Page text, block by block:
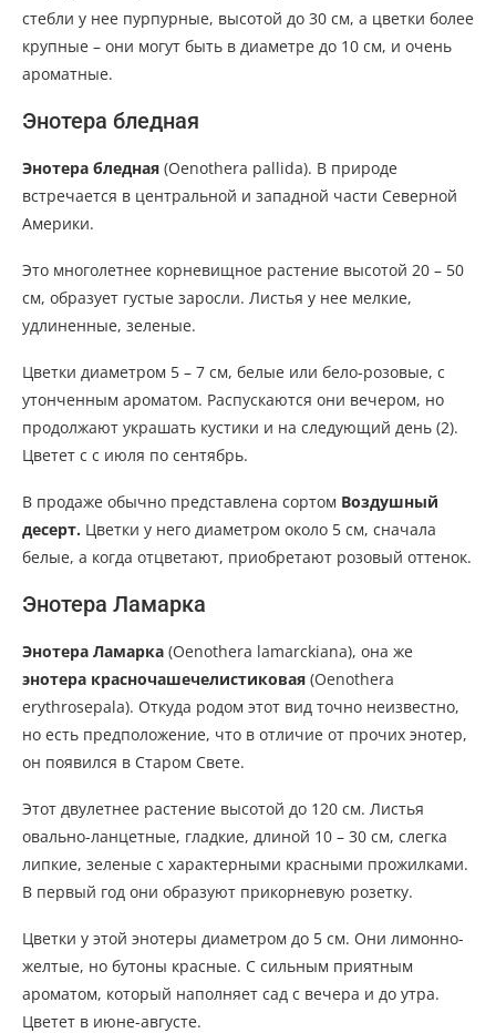
стебли у нее пурпурные, высотой до 30 см, а цветки более
крупные – они могут быть в диаметре до 10 см, и очень
ароматные.
Энотера бледная
Энотера бледная (Oenothera pallida). В природе
встречается в центральной и западной части Северной
Америки.
Это многолетнее корневищное растение высотой 20 – 50
см, образует густые заросли. Листья у нее мелкие,
удлиненные, зеленые.
Цветки диаметром 5 – 7 см, белые или бело-розовые, с
утонченным ароматом. Распускаются они вечером, но
продолжают украшать кустики и на следующий день (2).
Цветет с с июля по сентябрь.
В продаже обычно представлена сортом Воздушный
десерт. Цветки у него диаметром около 5 см, сначала
белые, а когда отцветают, приобретают розовый оттенок.
Энотера Ламарка
Энотера Ламарка (Oenothera lamarckiana), она же
энотера красночашечелистиковая (Oenothera
erythrosepala). Откуда родом этот вид точно неизвестно,
но есть предположение, что в отличие от прочих энотер,
он появился в Старом Свете.
Этот двулетнее растение высотой до 120 см. Листья
овально-ланцетные, гладкие, длиной 10 – 30 см, слегка
липкие, зеленые с характерными красными прожилками.
В первый год они образуют прикорневую розетку.
Цветки у этой энотеры диаметром до 5 см. Они лимонно-
желтые, но бутоны красные. С сильным приятным
ароматом, который наполняет сад с вечера и до утра.
Цветет в июне-августе.